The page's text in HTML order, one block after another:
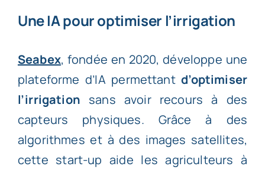
Une IA pour optimiser l’irrigation
Seabex, fondée en 2020, développe une
plateforme d’IA permettantd’optimiser
l’irrigation sans avoir recours à des
capteurs physiques. Grâce à des
algorithmes et à des images satellites,
cette start-up aide les agriculteurs à